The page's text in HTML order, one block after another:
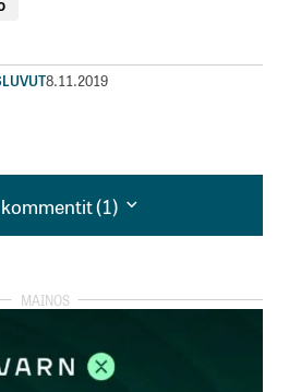
8.11.2019
(1)
(1)
kun nettokassa on
haave kuva ,Nokia ostaa
yhtiö omia osakeita jakaa